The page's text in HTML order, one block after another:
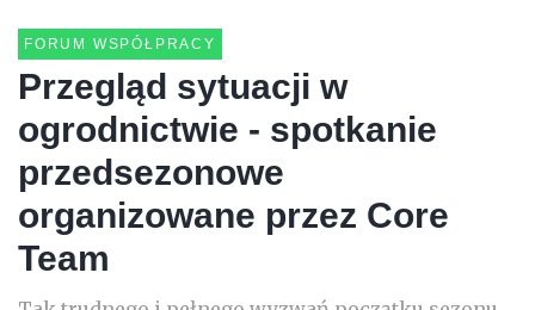
FORUM WSPÓŁPRACY
Przegląd sytuacji w
ogrodnictwie - spotkanie
przedsezonowe
organizowane przez Core
Team